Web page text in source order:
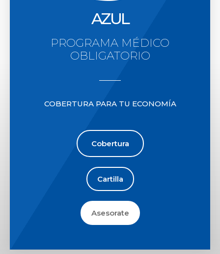
AZUL
PROGRAMA MÉDICO
OBLIGATORIO
COBERTURA PARA TU ECONOMÍA
Cobertura
Cartilla
Asesorate